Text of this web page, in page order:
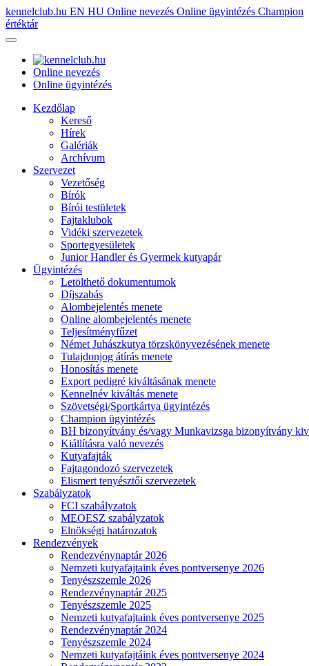
kennelclub.hu EN HU Online nevezés Online ügyintézés Champion
értéktár
Online nevezés
Online ügyintézés
Kezdőlap
Kereső
Hírek
Galériák
Archívum
Szervezet
Vezetőség
Bírók
Bírói testületek
Fajtaklubok
Vidéki szervezetek
Sportegyesületek
Junior Handler és Gyermek kutyapár
Ügyintézés
Letölthető dokumentumok
Díjszabás
Alombejelentés menete
Online alombejelentés menete
Teljesítményfűzet
Német Juhászkutya törzskönyvezésének menete
Tulajdonjog átírás menete
Honosítás menete
Export pedigré kiváltásának menete
Kennelnév kiváltás menete
Szövetségi/Sportkártya ügyintézés
Champion ügyintézés
BH bizonyítvány és/vagy Munkavizsga bizonyítvány
Kiállításra való nevezés
Kutyafajták
Fajtagondozó szervezetek
Elismert tenyésztői szervezetek
Szabályzatok
FCI szabályzatok
MEOESZ szabályzatok
Elnökségi határozatok
Rendezvények
Rendezvénynaptár 2026
Nemzeti kutyafajtaink éves pontversenye 2026
Tenyészszemle 2026
Rendezvénynaptár 2025
Tenyészszemle 2025
Nemzeti kutyafajtaink éves pontversenye 2025
Rendezvénynaptár 2024
Tenyészszemle 2024
Nemzeti kutyafajtáink éves pontversenye 2024